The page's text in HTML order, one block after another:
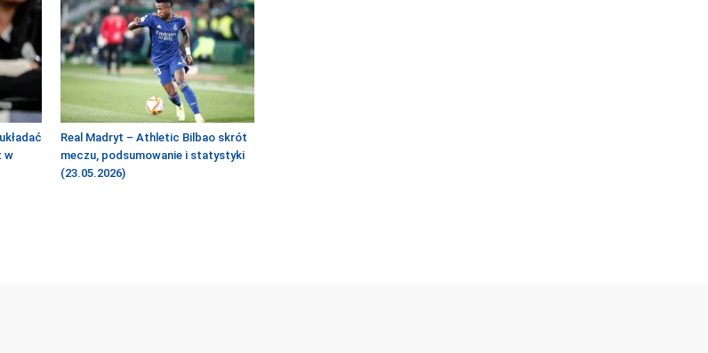
w
Real Madryt – Athletic Bilbao skrót
meczu, podsumowanie i statystyki
(23.05.2026)